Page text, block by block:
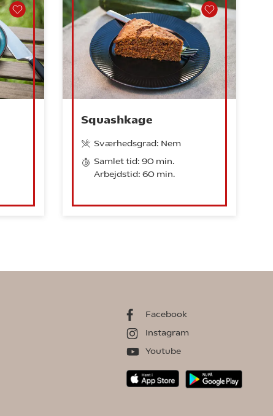
Squashkage
Sværhedsgrad: Nem
Samlet tid: 90 min.
Arbejdstid: 60 min.
Facebook
Instagram
Youtube